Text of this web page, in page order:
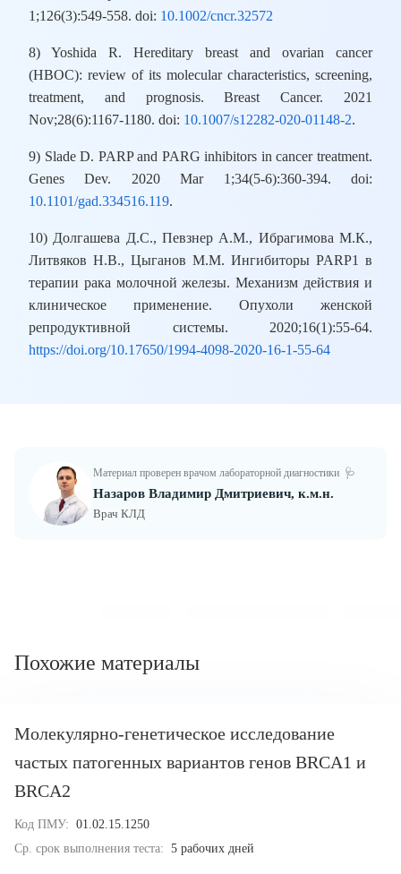
1;126(3):549-558. doi: 10.1002/cncr.32572
8) Yoshida R. Hereditary breast and ovarian cancer
(HBOC): review of its molecular characteristics, screening,
treatment, and prognosis. Breast Cancer. 2021
Nov;28(6):1167-1180. doi: 10.1007/s12282-020-01148-2.
9) Slade D. PARP and PARG inhibitors in cancer treatment.
Genes Dev. 2020 Mar 1;34(5-6):360-394. doi:
10.1101/gad.334516.119.
10) Долгашева Д.C., Певзнер А.М., Ибрагимова М.К.,
Литвяков Н.В., Цыганов М.М. Ингибиторы PARP1 в
терапии рака молочной железы. Механизм действия и
клиническое применение. Опухоли женской
репродуктивной системы. 2020;16(1):55-64.
https://doi.org/10.17650/1994-4098-2020-16-1-55-64
Материал проверен врачом лабораторной диагностики 🩺
Назаров Владимир Дмитриевич, к.м.н.
Врач КЛД
Похожие материалы
Молекулярно-генетическое исследование
частых патогенных вариантов генов BRCA1 и
BRCA2
Код ПМУ: 01.02.15.1250
Ср. срок выполнения теста: 5 рабочих дней